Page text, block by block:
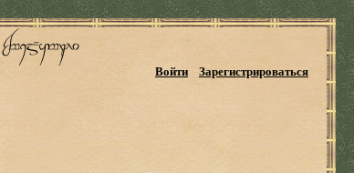
Войти Зарегистрироваться